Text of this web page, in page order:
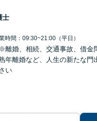
士
時間：09:30~21:00（平日）
離婚、相続、交通事故、借
年離婚など、人生の新たな
い